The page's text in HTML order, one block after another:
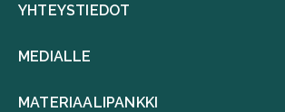
YHTEYSTIEDOT
MEDIALLE
MATERIAALIPANKKI